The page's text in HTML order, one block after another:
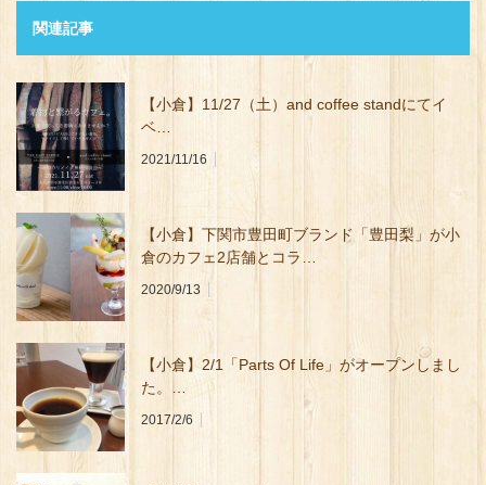
関連記事
【小倉】11/27（土）and coffee standにてイ
ベ…
2021/11/16
【小倉】下関市豊田町ブランド「豊田梨」が小
倉のカフェ2店舗とコラ…
2020/9/13
【小倉】2/1「Parts Of Life」がオープンしまし
た。…
2017/2/6